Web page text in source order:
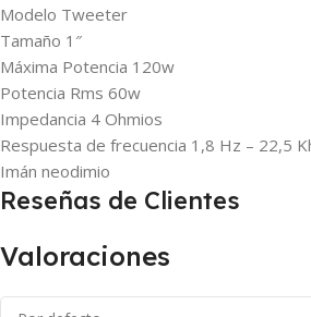
Modelo Tweeter
Tamaño 1″
Máxima Potencia 120w
Potencia Rms 60w
Impedancia 4 Ohmios
Respuesta de frecuencia 1,8 Hz – 22,5
Imán neodimio
Reseñas de Clientes
Valoraciones